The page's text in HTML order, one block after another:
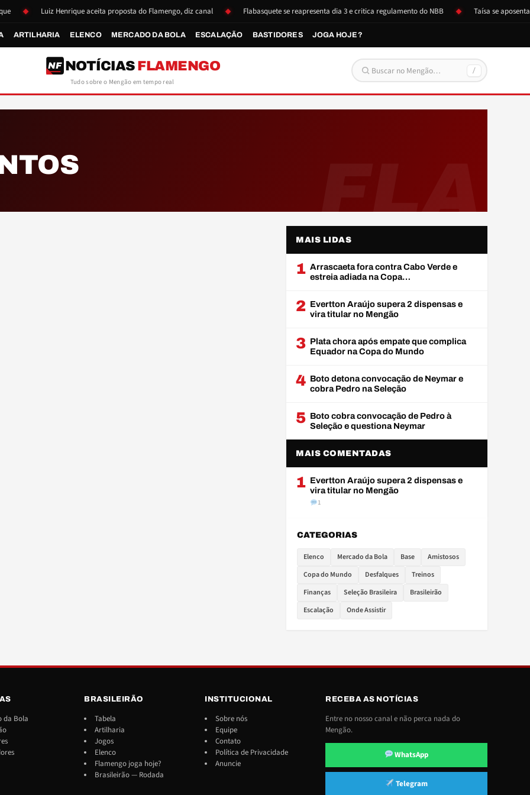
Luiz Henrique aceita proposta do Flamengo, diz canal Flabasquete se reapresenta dia 3 e critica regulamento do NBB Taísa se aposenta e
ARTILHARIA ELENCO MERCADO DA BOLA ESCALAÇÃO BASTIDORES JOGA HOJE?
NF NOTÍCIAS FLAMENGO
Tudo sobre o Mengão em tempo real Buscar por: /
FLA
MAIS LIDAS
1 Arrascaeta fora contra Cabo Verde e
estreia adiada na Copa…
2 Evertton Araújo supera 2 dispensas e
vira titular no Mengão
3 Plata chora após empate que complica
Equador na Copa do Mundo
4 Boto detona convocação de Neymar e
cobra Pedro na Seleção
5 Boto cobra convocação de Pedro à
Seleção e questiona Neymar
MAIS COMENTADAS
1 Evertton Araújo supera 2 dispensas e
vira titular no Mengão
1
CATEGORIAS
Elenco Mercado da Bola Base
Amistosos
Copa do Mundo
Desfalques
Treinos
Finanças
Seleção Brasileira
Brasileirão
Escalação
Onde Assistir
da Bola
BRASILEIRÃO
Tabela
Artilharia
Jogos
Elenco
Flamengo joga hoje?
Brasileirão — Rodada
INSTITUCIONAL
Sobre nós
Equipe
Contato
Política de Privacidade
Anuncie
RECEBA AS NOTÍCIAS
Entre no nosso canal e não perca nada do
Mengão.
WhatsApp
Telegram